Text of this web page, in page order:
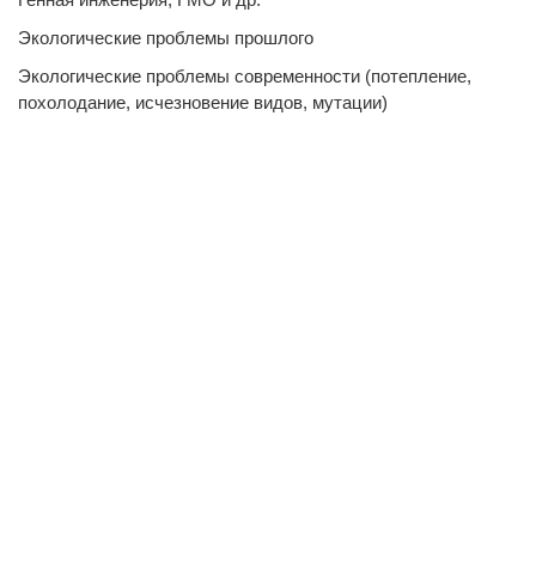
Экологические проблемы прошлого
Экологические проблемы современности (потепление,
похолодание, исчезновение видов, мутации)